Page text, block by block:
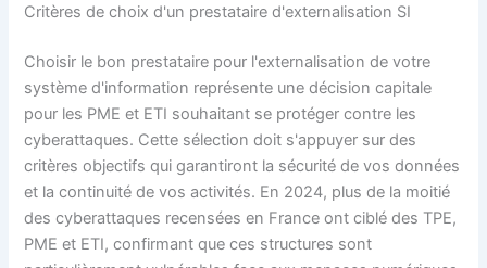
Critères de choix d'un prestataire d'externalisation SI
Choisir le bon prestataire pour l'externalisation de votre
système d'information représente une décision capitale
pour les PME et ETI souhaitant se protéger contre les
cyberattaques. Cette sélection doit s'appuyer sur des
critères objectifs qui garantiront la sécurité de vos données
et la continuité de vos activités. En 2024, plus de la moitié
des cyberattaques recensées en France ont ciblé des TPE,
PME et ETI, confirmant que ces structures sont